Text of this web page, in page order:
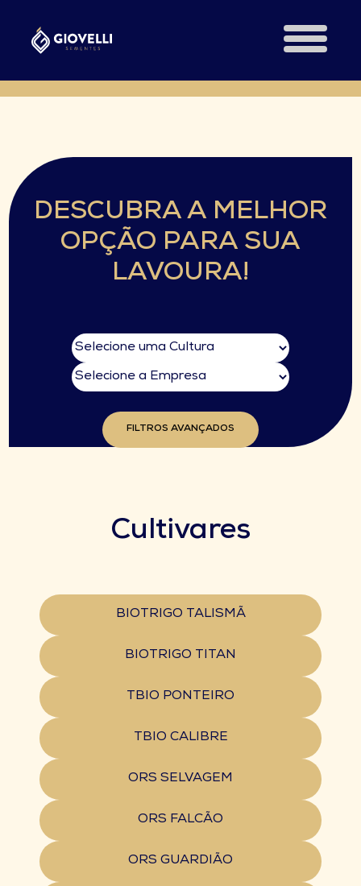
DESCUBRA A MELHOR
OPÇÃO PARA SUA
LAVOURA!
FILTROS AVANÇADOS
Cultivares
BIOTRIGO TALISMÃ
BIOTRIGO TITAN
TBIO PONTEIRO
TBIO CALIBRE
ORS SELVAGEM
ORS FALCÃO
ORS GUARDIÃO